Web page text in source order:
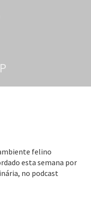
felino
esta semana por
no podcast